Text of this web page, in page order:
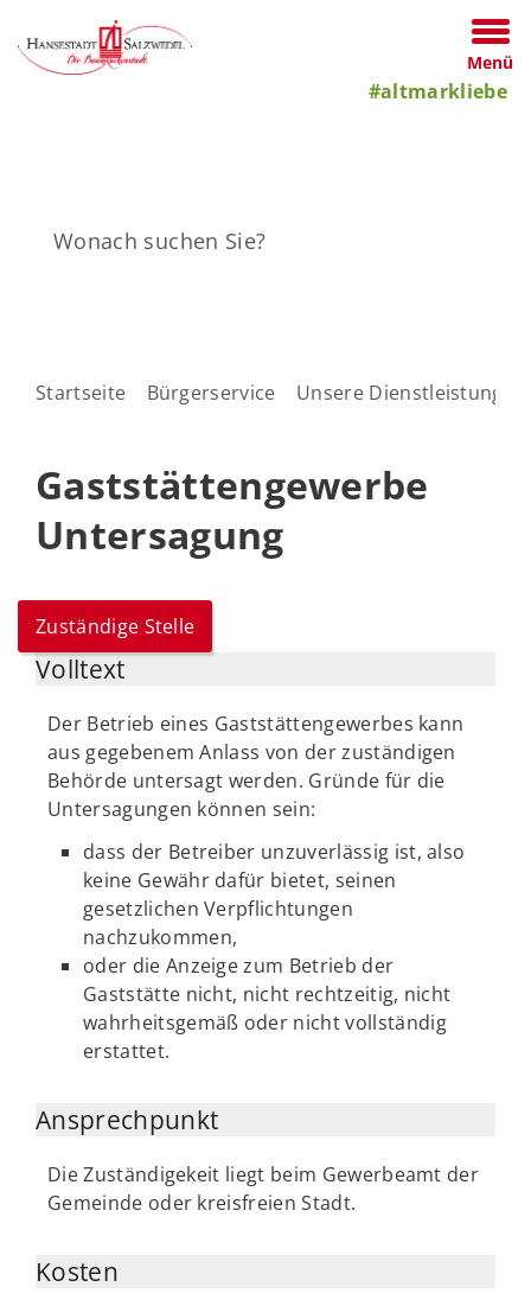
Menü
#altmarkliebe
Startseite Bürgerservice Unsere Dienstleistungen
Gaststättengewerbe
Untersagung
Zuständige Stelle
Volltext
Der Betrieb eines Gaststättengewerbes kann
aus gegebenem Anlass von der zuständigen
Behörde untersagt werden. Gründe für die
Untersagungen können sein:
dass der Betreiber unzuverlässig ist, also
keine Gewähr dafür bietet, seinen
gesetzlichen Verpflichtungen
nachzukommen,
oder die Anzeige zum Betrieb der
Gaststätte nicht, nicht rechtzeitig, nicht
wahrheitsgemäß oder nicht vollständig
erstattet.
Ansprechpunkt
Die Zuständigekeit liegt beim Gewerbeamt der
Gemeinde oder kreisfreien Stadt.
Kosten